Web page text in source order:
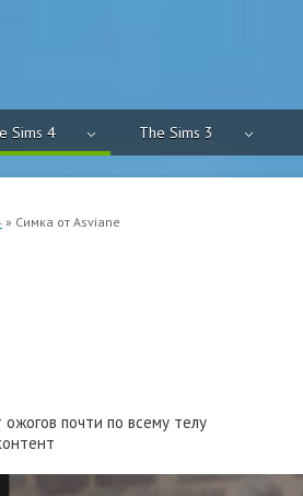
Sims 4 The Sims 3
» Симка от Asviane
почти по всему телу